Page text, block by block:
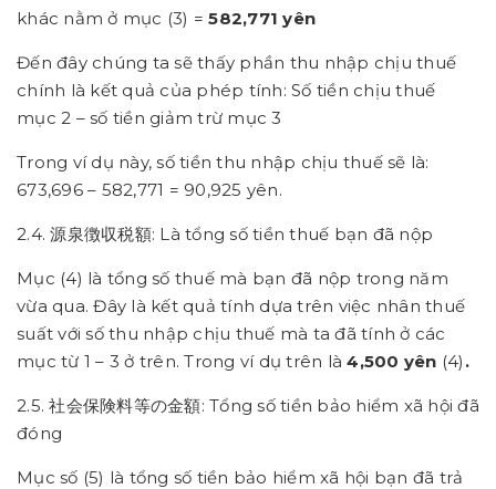
khác nằm ở mục (3) =582,771 yên
Đến đây chúng ta sẽ thấy phần thu nhập chịu thuế
chính là kết quả của phép tính: Số tiền chịu thuế
mục 2 – số tiền giảm trừ mục 3
Trong ví dụ này, số tiền thu nhập chịu thuế sẽ là:
673,696 – 582,771 = 90,925 yên.
2.4. 源泉徴収税額: Là tổng số tiền thuế bạn đã nộp
Mục (4) là tổng số thuế mà bạn đã nộp trong năm
vừa qua. Đây là kết quả tính dựa trên việc nhân thuế
suất với số thu nhập chịu thuế mà ta đã tính ở các
mục từ 1 – 3 ở trên. Trong ví dụ trên là4,500 yên (4) .
2.5. 社会保険料等の金額: Tổng số tiền bảo hiểm xã hội đã
đóng
Mục số (5) là tổng số tiền bảo hiểm xã hội bạn đã trả